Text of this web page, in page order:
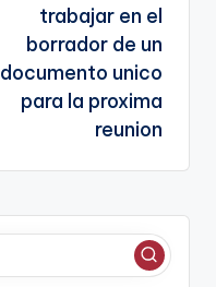
trabajar en el
borrador de un
documento unico
para la proxima
reunion